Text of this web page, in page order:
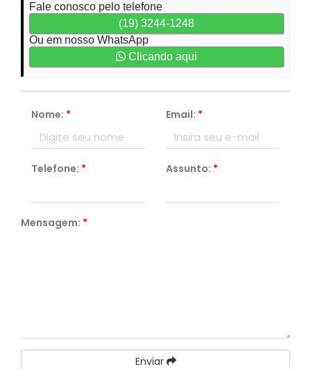
Fale conosco pelo telefone
(19) 3244-1248
Ou em nosso WhatsApp
Clicando aqui
Nome: * Email: *
Telefone: * Assunto: *
Mensagem: *
Enviar